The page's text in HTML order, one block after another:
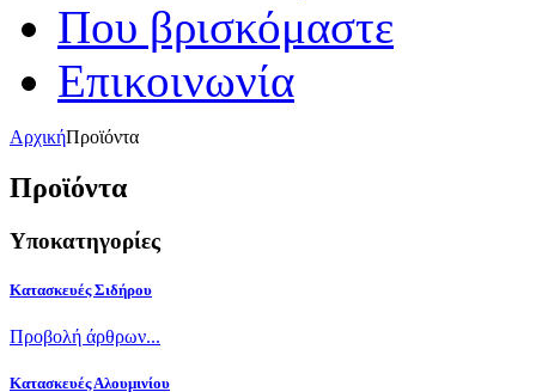
Που βρισκόμαστε
Επικοινωνία
ΑρχικήΠροϊόντα
Προϊόντα
Υποκατηγορίες
Κατασκευές Σιδήρου
Προβολή άρθρων...
Κατασκευές Αλουμινίου